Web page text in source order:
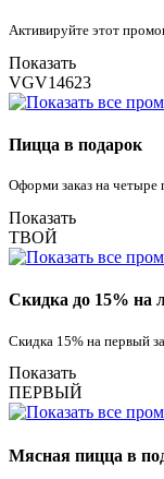
Активируйте этот
Показать
VGV14623
Пицца в подарок
Оформи заказ на четыре
Показать
ТВОЙ
Скидка до 15%
Скидка 15% на первый
Показать
ПЕРВЫЙ
Мясная пицца в